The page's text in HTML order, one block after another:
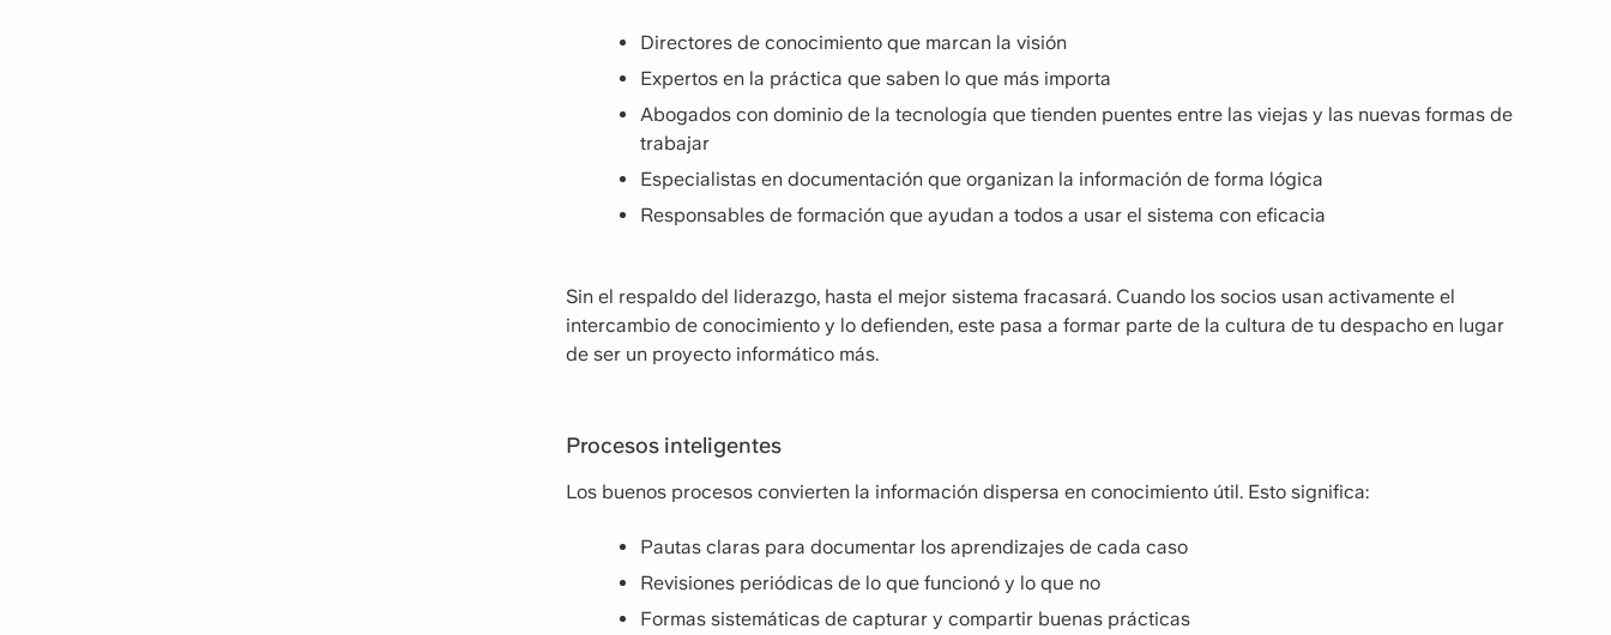
Directores de conocimiento que marcan la visión
Expertos en la práctica que saben lo que más importa
Abogados con dominio de la tecnología que tienden puentes entre las viejas y las nuevas formas de
trabajar
Especialistas en documentación que organizan la información de forma lógica
Responsables de formación que ayudan a todos a usar el sistema con eficacia
Sin el respaldo del liderazgo, hasta el mejor sistema fracasará. Cuando los socios usan activamente el
intercambio de conocimiento y lo defienden, este pasa a formar parte de la cultura de tu despacho en lugar
de ser un proyecto informático más.
Procesos inteligentes
Los buenos procesos convierten la información dispersa en conocimiento útil. Esto significa:
Pautas claras para documentar los aprendizajes de cada caso
Revisiones periódicas de lo que funcionó y lo que no
Formas sistemáticas de capturar y compartir buenas prácticas